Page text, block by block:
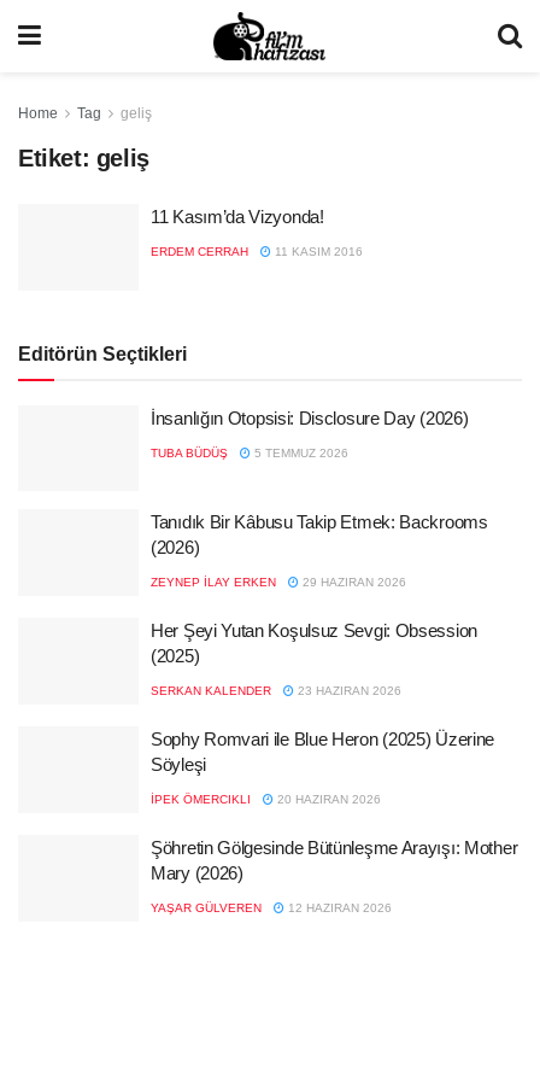
Home Tag geliş
Etiket: geliş
11 Kasım’da Vizyonda!
ERDEM CERRAH 11 KASIM 2016
Editörün Seçtikleri
İnsanlığın Otopsisi: Disclosure Day (2026)
TUBA BÜDÜŞ 5 TEMMUZ 2026
Tanıdık Bir Kâbusu Takip Etmek: Backrooms
(2026)
ZEYNEP İLAY ERKEN 29 HAZIRAN 2026
Her Şeyi Yutan Koşulsuz Sevgi: Obsession
(2025)
SERKAN KALENDER 23 HAZIRAN 2026
Sophy Romvari ile Blue Heron (2025) Üzerine
Söyleşi
İPEK ÖMERCIKLI 20 HAZIRAN 2026
Şöhretin Gölgesinde Bütünleşme Arayışı: Mother
Mary (2026)
YAŞAR GÜLVEREN 12 HAZIRAN 2026